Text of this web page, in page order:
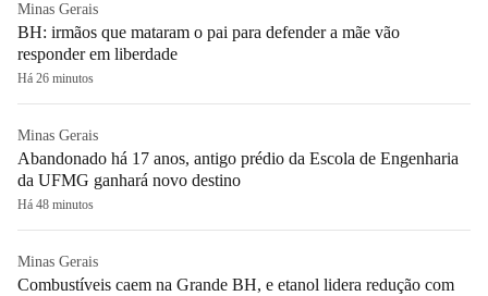
Minas Gerais
BH: irmãos que mataram o pai para defender a mãe vão
responder em liberdade
Há 26 minutos
Minas Gerais
Abandonado há 17 anos, antigo prédio da Escola de Engenharia
da UFMG ganhará novo destino
Há 48 minutos
Minas Gerais
Combustíveis caem na Grande BH, e etanol lidera redução com